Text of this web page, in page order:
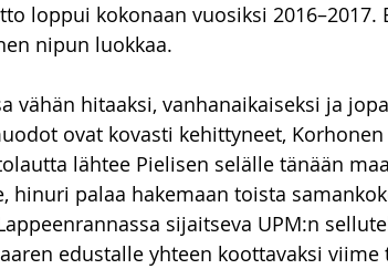
loppui kokonaan vuosiksi 2016–2017.
nipun luokkaa.
vähän hitaaksi, vanhanaikaiseksi ja
ovat kovasti kehittyneet,
lähtee Pielisen selälle tänään
hinuri palaa hakemaan toista
sijaitseva UPM:n
edustalle yhteen koottavaksi viime